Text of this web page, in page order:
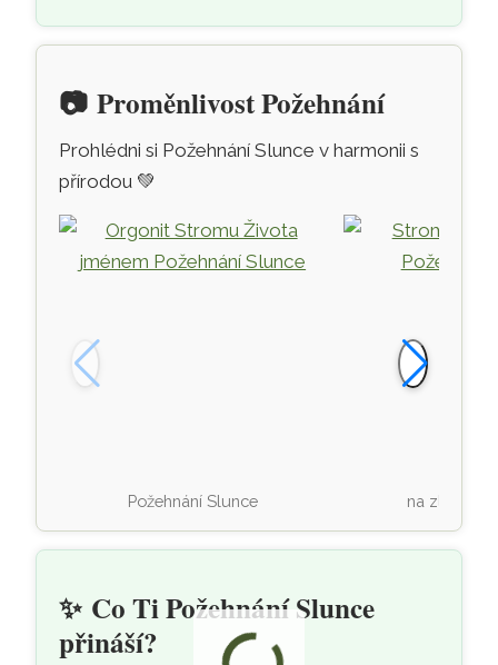
📷Proměnlivost Požehnání
Prohlédni si Požehnání Slunce v harmonii s
přírodou 💚
Požehnání Slunce na zlatém
✨ Co Ti Požehnání Slunce
přináší?